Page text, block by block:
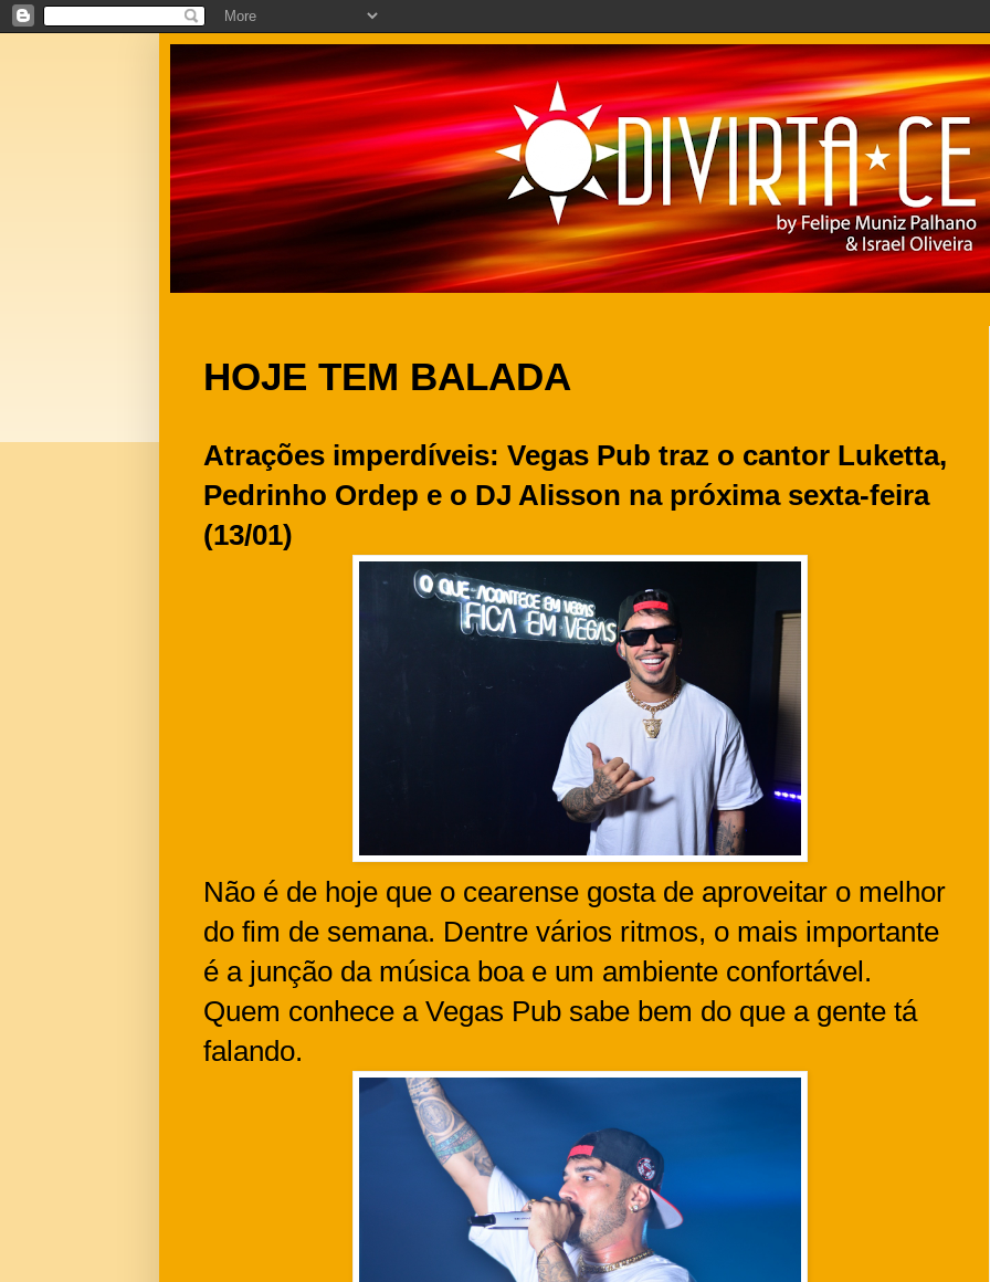
HOJE TEM BALADA
Atrações imperdíveis: Vegas Pub traz o cantor Luketta,
Pedrinho Ordep e o DJ Alisson na próxima sexta-feira
(13/01)
Não é de hoje que o cearense gosta de aproveitar o melhor
do fim de semana. Dentre vários ritmos, o mais importante
é a junção da música boa e um ambiente confortável.
Quem conhece a Vegas Pub sabe bem do que a gente tá
falando.